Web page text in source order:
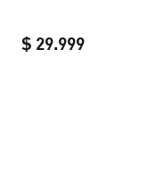
$ 29.999